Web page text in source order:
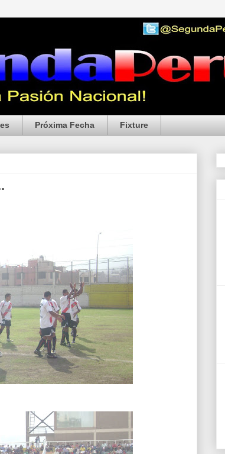
Próxima Fecha Fixture